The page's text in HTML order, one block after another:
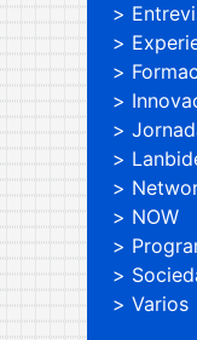
NOW
Varios